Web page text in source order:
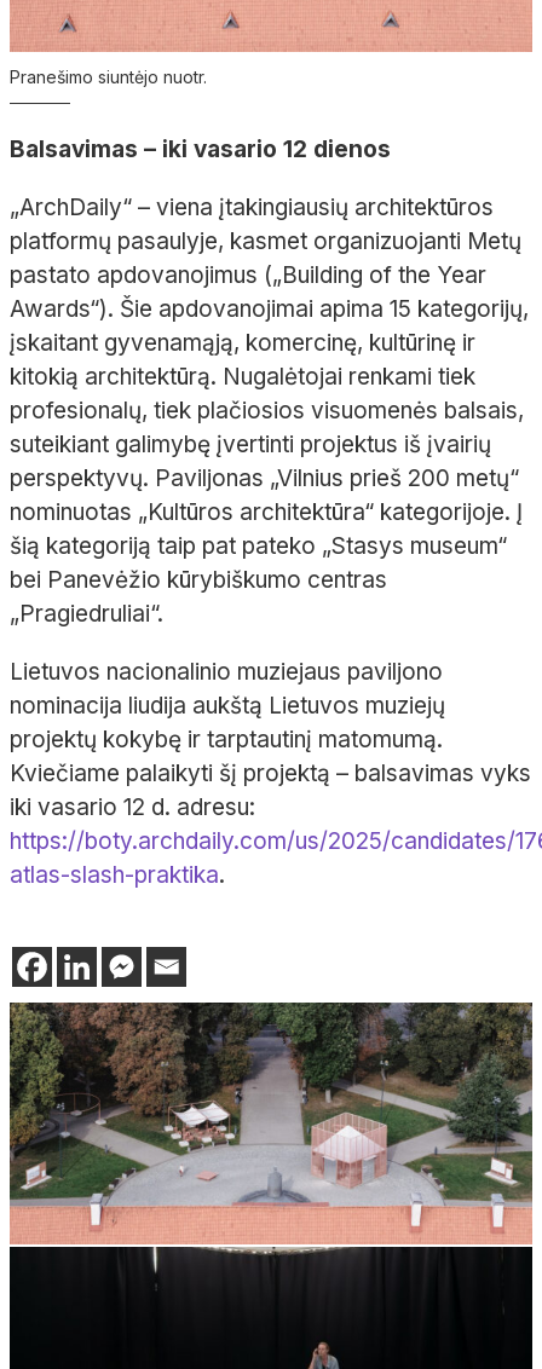
Pranešimo siuntėjo nuotr.
Balsavimas – iki vasario 12 dienos
„ArchDaily“ – viena įtakingiausių architektūros
platformų pasaulyje, kasmet organizuojanti Metų
pastato apdovanojimus („Building of the Year
Awards“). Šie apdovanojimai apima 15 kategorijų,
įskaitant gyvenamąją, komercinę, kultūrinę ir
kitokią architektūrą. Nugalėtojai renkami tiek
profesionalų, tiek plačiosios visuomenės balsais,
suteikiant galimybę įvertinti projektus iš įvairių
perspektyvų. Paviljonas „Vilnius prieš 200 metų“
nominuotas „Kultūros architektūra“ kategorijoje. Į
šią kategoriją taip pat pateko „Stasys museum“
bei Panevėžio kūrybiškumo centras
„Pragiedruliai“.
Lietuvos nacionalinio muziejaus paviljono
nominacija liudija aukštą Lietuvos muziejų
projektų kokybę ir tarptautinį matomumą.
Kviečiame palaikyti šį projektą – balsavimas vyks
iki vasario 12 d. adresu:
https://boty.archdaily.com/us/2025/candidates/
atlas-slash-praktika.